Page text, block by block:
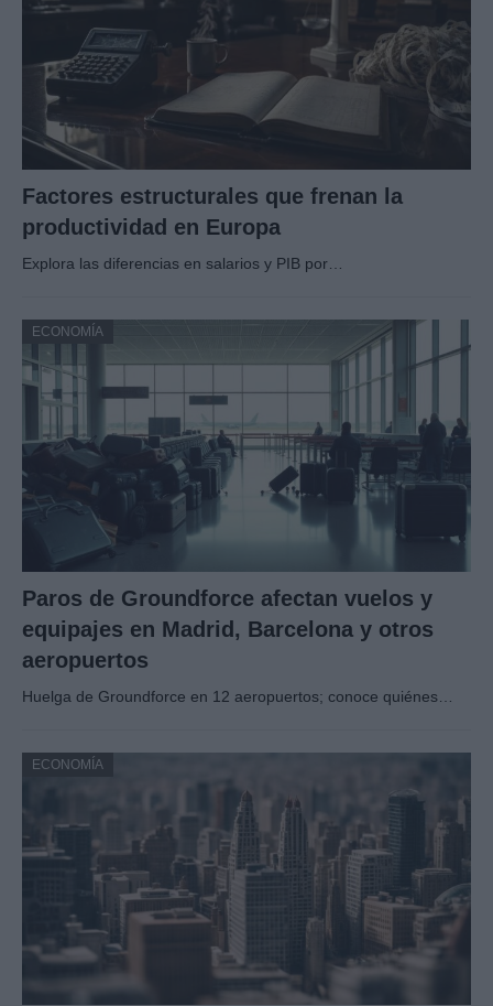
Factores estructurales que frenan la
productividad en Europa
Explora las diferencias en salarios y PIB por…
ECONOMÍA
Paros de Groundforce afectan vuelos y
equipajes en Madrid, Barcelona y otros
aeropuertos
Huelga de Groundforce en 12 aeropuertos; conoce quiénes…
ECONOMÍA